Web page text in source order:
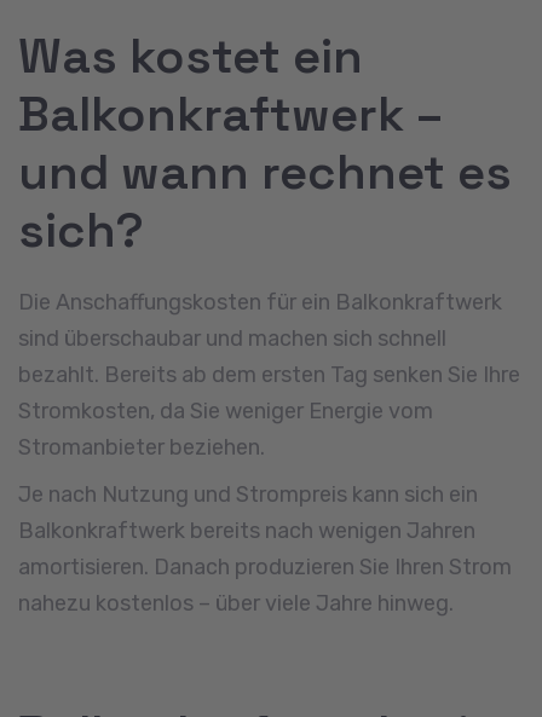
Was kostet ein
Balkonkraftwerk –
und wann rechnet es
sich?
Die Anschaffungskosten für ein Balkonkraftwerk
sind überschaubar und machen sich schnell
bezahlt. Bereits ab dem ersten Tag senken Sie Ihre
Stromkosten, da Sie weniger Energie vom
Stromanbieter beziehen.
Je nach Nutzung und Strompreis kann sich ein
Balkonkraftwerk bereits nach wenigen Jahren
amortisieren. Danach produzieren Sie Ihren Strom
nahezu kostenlos – über viele Jahre hinweg.